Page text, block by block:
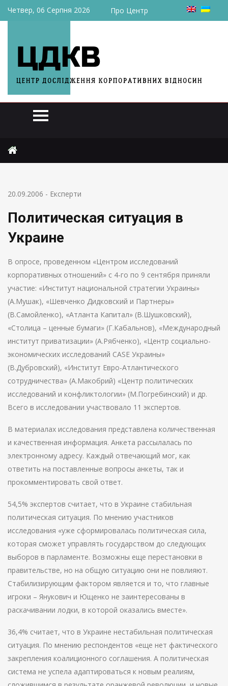
Четвер, 06 Серпня 2026 Про Центр
Политическая ситуация в Украине
20.09.2006 - Експерти
Политическая ситуация в
Украине
В опросе, проведенном «Центром исследований
корпоративных отношений» с 4-го по 9 сентября приняли
участие: «Институт национальной стратегии Украины»
(А.Мушак), «Шевченко Дидковский и Партнеры»
(В.Самойленко), «Атланта Капитал» (В.Шушковский),
«Столица – ценные бумаги» (Г.Кабальнов), «Международный
институт приватизации» (А.Рябченко), «Центр социально-
экономических исследований CASE Украины»
(В.Дубровский), «Институт Евро-Атлантического
сотрудничества» (А.Макобрий) «Центр политических
исследований и конфликтологии» (М.Погребинский) и др.
Всего в исследовании участвовало 11 экспертов.
В материалах исследования представлена количественная
и качественная информация. Анкета рассылалась по
электронному адресу. Каждый отвечающий мог, как
ответить на поставленные вопросы анкеты, так и
прокомментировать свой ответ.
54,5% экспертов считает, что в Украине стабильная
политическая ситуация. По мнению участников
исследования «уже сформировалась политическая сила,
которая сможет управлять государством до следующих
выборов в парламенте. Возможны еще перестановки в
правительстве, но на общую ситуацию они не повлияют.
Стабилизирующим фактором является и то, что главные
игроки – Янукович и Ющенко не заинтересованы в
раскачивании лодки, в которой оказались вместе».
36,4% считает, что в Украине нестабильная политическая
ситуация. По мнению респондентов «еще нет фактического
закрепления коалиционного соглашения. А политическая
система не успела адаптироваться к новым реалиям,